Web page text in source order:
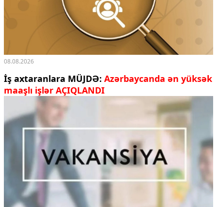
08.08.2026
İş axtaranlara MÜJDƏ: Azərbaycanda ən yüksək
maaşlı işlər AÇIQLANDI